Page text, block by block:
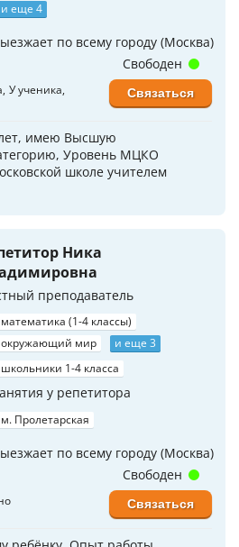
и еще 4
по всему городу (Москва)
У ученика
имею Высшую
Уровень МЦКО
школе учителем
Свободен
Связаться
Ника
преподаватель
математика (1-4 классы)
окружающий мир
и еще 3
школьники 1-4 класса
у репетитора
м. Пролетарская
по всему городу (Москва)
Свободен
Связаться